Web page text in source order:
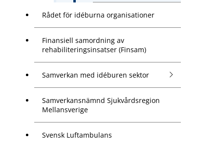
Rådet för idéburna organisationer
Finansiell samordning av
rehabiliteringsinsatser (Finsam)
Samverkan med idéburen sektor
Samverkansnämnd Sjukvårdsregion
Mellansverige
Svensk Luftambulans